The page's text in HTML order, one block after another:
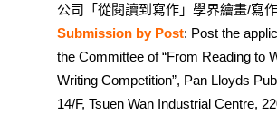
公司「從閱讀到寫作」學界繪畫/寫
Submission by Post: Post the
the Committee of “From Reading to
Writing Competition”, Pan Lloyds
14/F, Tsuen Wan Industrial Centre,